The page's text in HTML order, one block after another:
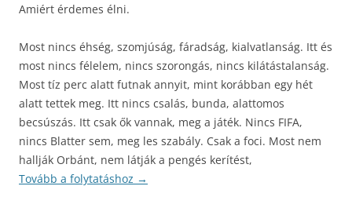
Amiért érdemes élni.
Most nincs éhség, szomjúság, fáradság, kialvatlanság. Itt és
most nincs félelem, nincs szorongás, nincs kilátástalanság.
Most tíz perc alatt futnak annyit, mint korábban egy hét
alatt tettek meg. Itt nincs csalás, bunda, alattomos
becsúszás. Itt csak ők vannak, meg a játék. Nincs FIFA,
nincs Blatter sem, meg les szabály. Csak a foci. Most nem
hallják Orbánt, nem látják a pengés kerítést,
Tovább a folytatáshoz →